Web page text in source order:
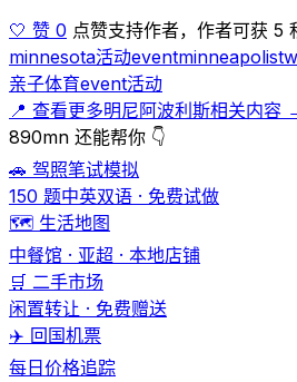
🤍 赞 0 点赞支持作者，作者可获 5
minnesota活动eventminneapolis
亲子体育event活动
📍 查看更多明尼阿波利斯相关内容
890mn 还能帮你 👇
🚗 驾照笔试模拟
150 题中英双语 · 免费试做
🗺️ 生活地图
中餐馆 · 亚超 · 本地店铺
🛒 二手市场
闲置转让 · 免费赠送
✈️ 回国机票
每日价格追踪